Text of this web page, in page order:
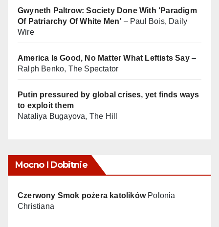
Gwyneth Paltrow: Society Done With ‘Paradigm
Of Patriarchy Of White Men’ – Paul Bois, Daily
Wire
America Is Good, No Matter What Leftists Say–
Ralph Benko, The Spectator
Putin pressured by global crises, yet finds ways
to exploit them
Nataliya Bugayova, The Hill
Mocno I Dobitnie
Czerwony Smok pożera katolikówPolonia
Christiana